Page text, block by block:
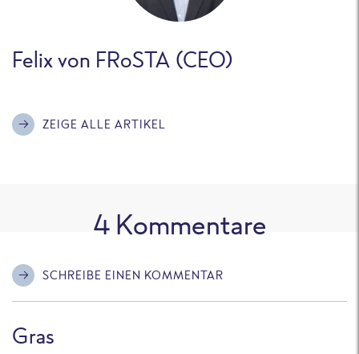
Felix von FRoSTA (CEO)
ZEIGE ALLE ARTIKEL
4Kommentare
SCHREIBE EINEN KOMMENTAR
Gras